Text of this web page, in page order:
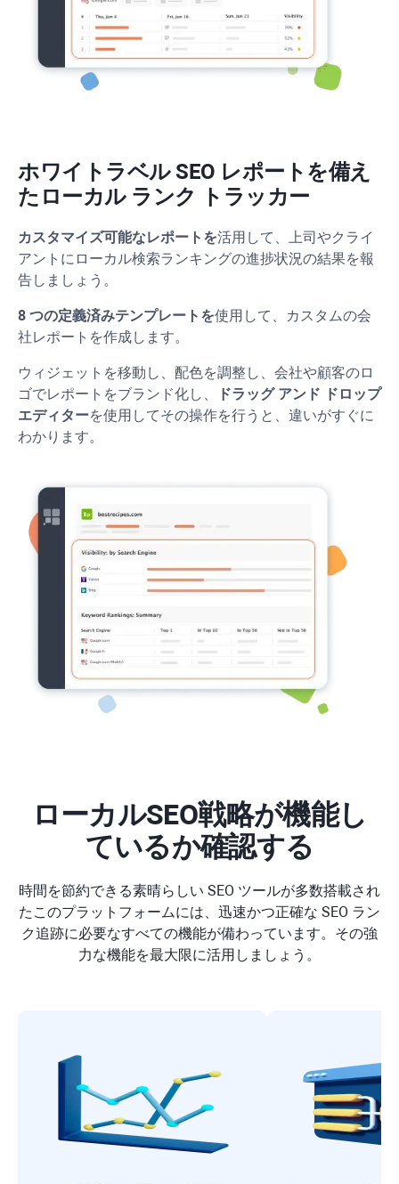
ホワイトラベル SEO レポートを備え
たローカル ランク トラッカー
カスタマイズ可能なレポートを活用して、上司やクライ
アントにローカル検索ランキングの進捗状況の結果を報
告しましょう。
8 つの定義済みテンプレートを使用して、カスタムの会
社レポートを作成します。
ウィジェットを移動し、配色を調整し、会社や顧客のロ
ゴでレポートをブランド化し、
ドラッグ アンド ドロップ
エディターを使用してその操作を行うと、違いがすぐに
わかります。
ローカルSEO戦略が機能し
ているか確認する
時間を節約できる素晴らしい SEO ツールが多数搭載され
たこのプラットフォームには、迅速かつ正確な SEO ラン
ク追跡に必要なすべての機能が備わっています。その強
力な機能を最大限に活用しましょう。